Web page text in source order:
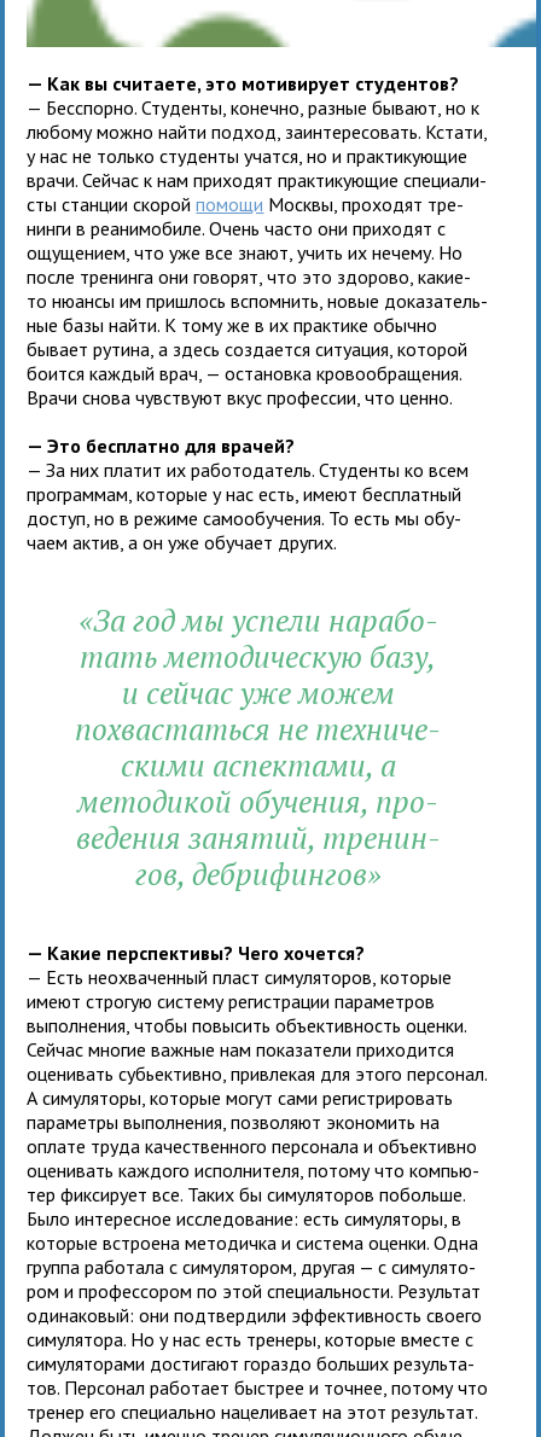
— Как вы счи­та­ете, это моти­ви­рует сту­дентов?
— Бесспорно. Студенты, конечно, раз­ные бывают, но к
любому можно найти под­ход, заин­те­ре­со­вать. Кстати,
у нас не только сту­денты учатся, но и прак­ти­ку­ю­щие
врачи. Сейчас к нам при­хо­дят прак­ти­ку­ю­щие спе­ци­а­ли­
сты стан­ции ско­ройпомощи Москвы, про­хо­дят тре­
нинги в реани­мо­биле. Очень часто они при­хо­дят с
ощу­ще­нием, что уже все знают, учить их нечему. Но
после тре­нинга они гово­рят, что это здо­рово, какие-
то нюансы им при­шлось вспом­нить, новые дока­за­тель­
ные базы найти. К тому же в их прак­тике обычно
бывает рутина, а здесь созда­ется ситу­а­ция, кото­рой
боится каж­дый врач, — оста­новка кро­во­об­ра­ще­ния.
Врачи снова чув­ствуют вкус про­фес­сии, что ценно.
— Это бес­платно для врачей?
— За них пла­тит их рабо­то­да­тель. Студенты ко всем
про­грам­мам, кото­рые у нас есть, имеют бес­плат­ный
доступ, но в режиме само­обу­че­ния. То есть мы обу­
чаем актив, а он уже обу­чает других.
«За год мы успели нара­бо­
тать мето­ди­че­скую базу,
и сей­час уже можем
похва­статься не тех­ни­че­
скими аспек­тами, а
мето­ди­кой обу­че­ния, про­
ве­де­ния заня­тий, тре­нин­
гов, дебри­фингов»
— Какие пер­спек­тивы? Чего хочется?
— Есть неохва­чен­ный пласт симу­ля­то­ров, кото­рые
имеют стро­гую систему реги­стра­ции пара­мет­ров
выпол­не­ния, чтобы повы­сить объ­ек­тив­ность оценки.
Сейчас мно­гие важ­ные нам пока­за­тели при­хо­дится
оце­ни­вать субьек­тивно, при­вле­кая для этого пер­со­нал.
А симу­ля­торы, кото­рые могут сами реги­стри­ро­вать
пара­метры выпол­не­ния, поз­во­ляют эко­но­мить на
оплате труда каче­ствен­ного пер­со­нала и объ­ек­тивно
оце­ни­вать каж­дого испол­ни­теля, потому что ком­пью­
тер фик­си­рует все. Таких бы симу­ля­то­ров побольше.
Было инте­рес­ное иссле­до­ва­ние: есть симу­ля­торы, в
кото­рые встро­ена мето­дичка и система оценки. Одна
группа рабо­тала с симу­ля­то­ром, дру­гая — с симу­ля­то­
ром и про­фес­со­ром по этой спе­ци­аль­но­сти. Результат
оди­на­ко­вый: они под­твер­дили эффек­тив­ность сво­его
симу­ля­тора. Но у нас есть тре­неры, кото­рые вме­сте с
симу­ля­то­рами дости­гают гораздо боль­ших резуль­та­
тов. Персонал рабо­тает быст­рее и точ­нее, потому что
тре­нер его спе­ци­ально наце­ли­вает на этот резуль­тат.